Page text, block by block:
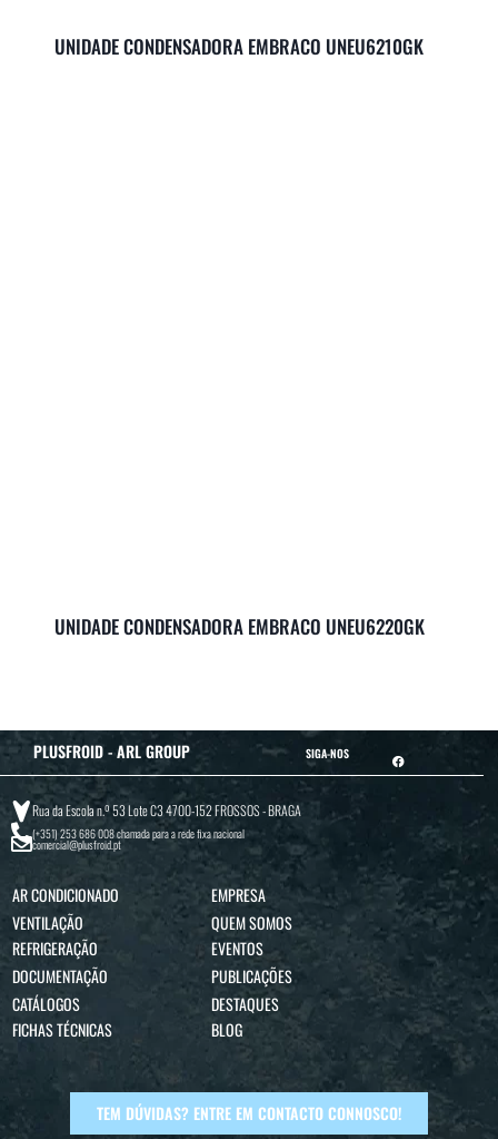
UNIDADE CONDENSADORA EMBRACO UNEU6210GK
UNIDADE CONDENSADORA EMBRACO UNEU6220GK
PLUSFROID - ARL GROUP SIGA-NOS
Rua da Escola n.º 53 Lote C3 4700-152 FROSSOS - BRAGA
(+351) 253 686 008chamada para a rede fixa nacional
comercial@plusfroid.pt
AR CONDICIONADO
VENTILAÇÃO
REFRIGERAÇÃO
EMPRESA
QUEM SOMOS
EVENTOS
DOCUMENTAÇÃO
CATÁLOGOS
FICHAS TÉCNICAS
PUBLICAÇÕES
DESTAQUES
BLOG
TEM DÚVIDAS? ENTRE EM CONTACTO CONNOSCO!